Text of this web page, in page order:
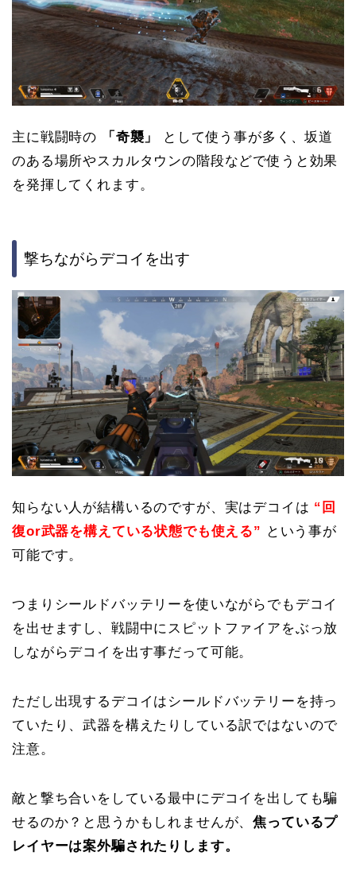
主に戦闘時の 「奇襲」
として使う事が多く、坂道
のある場所やスカルタウンの階段などで使うと効果
を発揮してくれます。
撃ちながらデコイを出す
知らない人が結構いるのですが、実はデコイは “回
復or武器を構えている状態でも使える” という事が
可能です。
つまりシールドバッテリーを使いながらでもデコイ
を出せますし、戦闘中にスピットファイアをぶっ放
しながらデコイを出す事だって可能。
ただし出現するデコイはシールドバッテリーを持っ
ていたり、武器を構えたりしている訳ではないので
注意。
敵と撃ち合いをしている最中にデコイを出しても騙
せるのか？と思うかもしれませんが、焦っているプ
レイヤーは案外騙されたりします。